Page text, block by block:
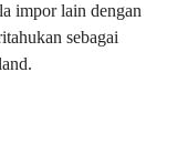
impor lain dengan
sebagai